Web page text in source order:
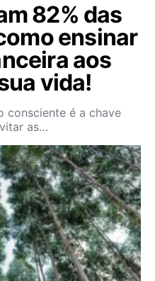
82% das
ensinar
aos
vida!
consciente é a chave
as…